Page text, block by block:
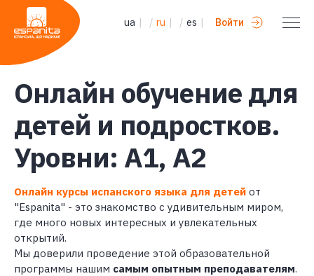
ua | / ru | / es | Войти
Онлайн обучение для
детей и подростков.
Уровни: А1, А2
Онлайн курсы испанского языка для детей от
"Espanita" - это знакомство с удивительным миром,
где много новых интересных и увлекательных
открытий.
Мы доверили проведение этой образовательной
программы нашим самым опытным преподавателям.